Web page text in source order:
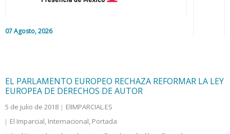
07 Agosto, 2026
Colaboradores
EL PARLAMENTO EUROPEO RECHAZA REFORMAR LA LEY
EUROPEA DE DERECHOS DE AUTOR
5 de julio de 2018
ElIMPARCIAL.ES
El Imparcial, Internacional, Portada